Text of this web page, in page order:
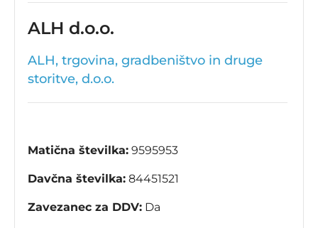
ALH d.o.o.
ALH, trgovina, gradbeništvo in druge
storitve, d.o.o.
Matična številka: 9595953
Davčna številka: 84451521
Zavezanec za DDV: Da